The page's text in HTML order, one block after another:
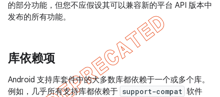
的部分功能，但您不应假设其可以兼容新的平台 API 版本中
发布的所有功能。
库依赖项
Android 支持库套件中的大多数库都依赖于一个或多个库。
例如，几乎所有支持库都依赖于 support-compat 软件